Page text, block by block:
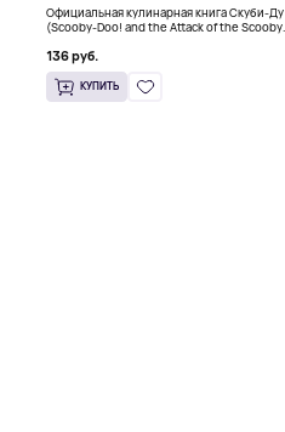
Официальная кулинарная книга Скуби-Ду
(Scooby-Doo! and the Attack of the Scooby
136 руб.
КУПИТЬ